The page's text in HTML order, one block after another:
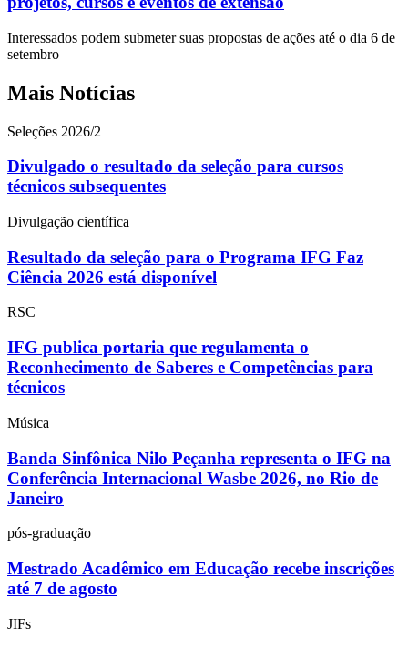
Interessados podem submeter suas propostas de ações até o dia 6 de
setembro
Mais Notícias
Seleções 2026/2
Divulgado o resultado da seleção para cursos
técnicos subsequentes
Divulgação científica
Resultado da seleção para o Programa IFG Faz
Ciência 2026 está disponível
RSC
IFG publica portaria que regulamenta o
Reconhecimento de Saberes e Competências para
técnicos
Música
Banda Sinfônica Nilo Peçanha representa o IFG na
Conferência Internacional Wasbe 2026, no Rio de
Janeiro
pós-graduação
Mestrado Acadêmico em Educação recebe inscrições
até 7 de agosto
JIFs